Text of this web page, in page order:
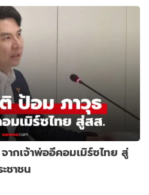
ากเจ้าพ่ออีคอมเมิร์ซไทย สู่
ชาชน